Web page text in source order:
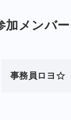
加メンバー
事務員ロヨ